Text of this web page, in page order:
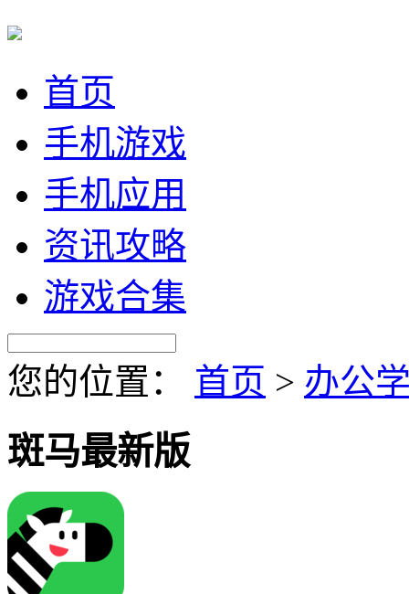
首页
手机游戏
手机应用
资讯攻略
游戏合集
您的位置： 首页 > 办公
斑马最新版